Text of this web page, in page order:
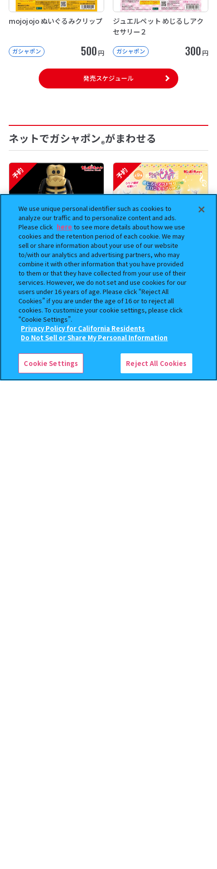
mojojojo ぬいぐるみクリップ
ガシャポン 500 円
ジュエルペット めじるしアク
セサリー２
ガシャポン 300 円
発売スケジュール
ネットでガシャポン®がまわせる
予約
BOUNTY HUNTER 『スカル
くん』ミニチュアフィギュアコ
レクション２
オンライン 500円
予約
おジャ魔女どれみ めじるし
アクセサリー ポロンタップ
ver. 2
オンライン
予約 予約
この商品が売っているお店
We use unique personal identifier such as cookies to
analyze our traffic and to personalize content and ads.
Please click here to see more details about how we use
cookies and the retention period of each cookie. We may
sell or share information about your use of our website
to/with our analytics and advertising partners, who may
combine it with other information that you have provided
to them or that they have collected from your use of their
services. However, we do not set and use cookies for our
users under 16 years of age. Please click “Reject All
Cookies” if you are under the age of 16 or to reject all
cookies. To customize your cookie settings, please click
“Cookie Settings”.
Privacy Policy for California Residents
Do Not Sell or Share My Personal Information
Cookie Settings Reject All Cookies